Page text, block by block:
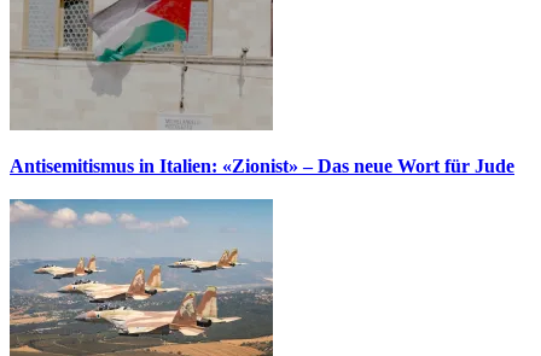
Antisemitismus in Italien: «Zionist» – Das neue Wort für Jude